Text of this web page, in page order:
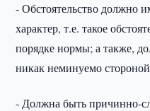
- Обстоятельство должно
характер, т.е. такое
порядке нормы; а также,
никак неминуемо
- Должна быть причинно-